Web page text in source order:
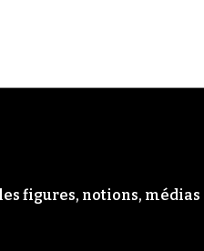
figures, notions,